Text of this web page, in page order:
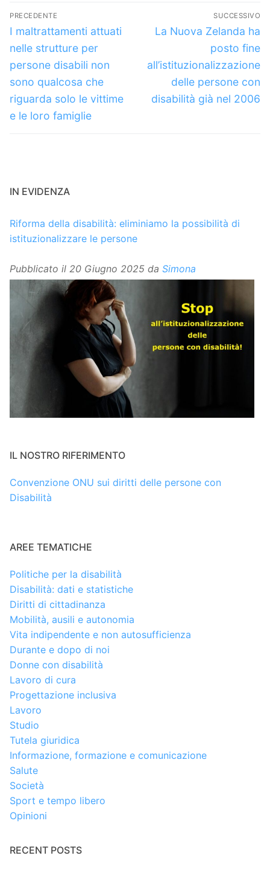
Navigazione
articoli
PRECEDENTE
Articolo
precedente:
I maltrattamenti attuati
nelle strutture per
persone disabili non
sono qualcosa che
riguarda solo le vittime
e le loro famiglie
SUCCESSIVO
Articolo
La Nuova Zelanda ha
posto fine
all’istituzionalizzazione
delle persone con
disabilità già nel 2006
IN EVIDENZA
Riforma della disabilità: eliminiamo la possibilità di
istituzionalizzare le persone
Pubblicato il 20 Giugno 2025 da Simona
IL NOSTRO RIFERIMENTO
Convenzione ONU sui diritti delle persone con
Disabilità
AREE TEMATICHE
Politiche per la disabilità
Disabilità: dati e statistiche
Diritti di cittadinanza
Mobilità, ausili e autonomia
Vita indipendente e non autosufficienza
Durante e dopo di noi
Donne con disabilità
Lavoro di cura
Progettazione inclusiva
Lavoro
Studio
Tutela giuridica
Informazione, formazione e comunicazione
Salute
Società
Sport e tempo libero
Opinioni
RECENT POSTS